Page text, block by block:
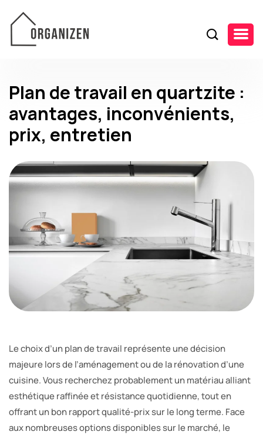
Plan de travail en quartzite :
avantages, inconvénients,
prix, entretien
Le choix d’un plan de travail représente une décision
majeure lors de l’aménagement ou de la rénovation d’une
cuisine. Vous recherchez probablement un matériau alliant
esthétique raffinée et résistance quotidienne, tout en
offrant un bon rapport qualité-prix sur le long terme. Face
aux nombreuses options disponibles sur le marché, le